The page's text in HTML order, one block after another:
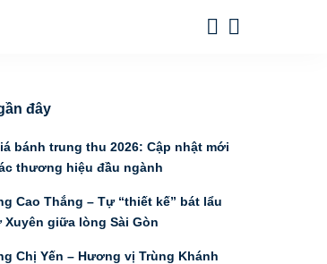
đây
bánh trung thu 2026: Cập nhật mới
thương hiệu đầu ngành
Cao Thắng – Tự “thiết kế” bát lẩu
Xuyên giữa lòng Sài Gòn
Chị Yến – Hương vị Trùng Khánh